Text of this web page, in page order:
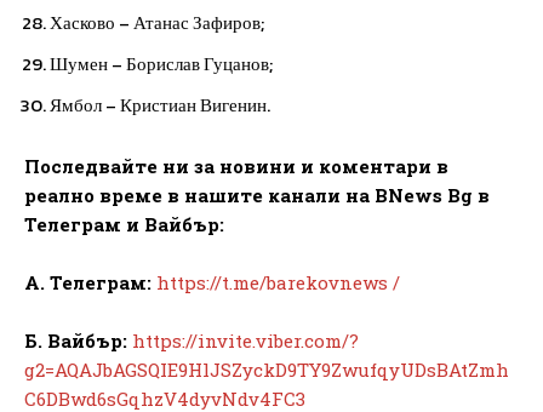
Хасково – Атанас Зафиров;
Шумен – Борислав Гуцанов;
Ямбол – Кристиан Вигенин.
Последвайте ни за новини и коментари в
реално време в нашите канали на BNews Bg в
Телеграм и Вайбър:
А. Телеграм: https://t.me/barekovnews /
Б. Вайбър: https://invite.viber.com/?
g2=AQAJbAGSQIE9HlJSZyckD9TY9ZwufqyUDsBAtZmh
C6DBwd6sGqhzV4dyvNdv4FC3